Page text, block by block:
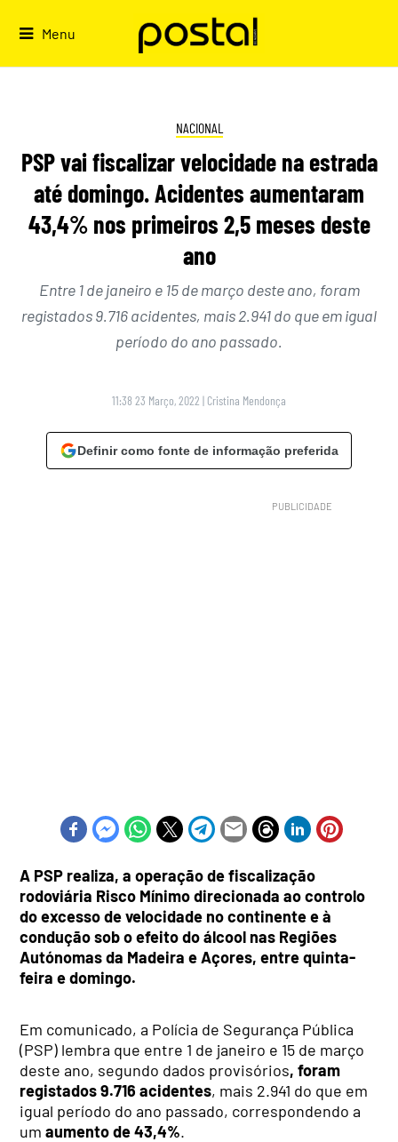
Menu
NACIONAL
PSP vai fiscalizar velocidade na estrada
até domingo. Acidentes aumentaram
43,4% nos primeiros 2,5 meses deste
ano
Entre 1 de janeiro e 15 de março deste ano, foram
registados 9.716 acidentes, mais 2.941 do que em igual
período do ano passado.
11:38 23 Março, 2022 | Cristina Mendonça
Definir como fonte de informação preferida
A PSP realiza, a operação de fiscalização
rodoviária Risco Mínimo direcionada ao controlo
do excesso de velocidade no continente e à
condução sob o efeito do álcool nas Regiões
Autónomas da Madeira e Açores, entre quinta-
feira e domingo.
Em comunicado, a Polícia de Segurança Pública
(PSP) lembra que entre 1 de janeiro e 15 de março
deste ano, segundo dados provisórios, foram
registados 9.716 acidentes, mais 2.941 do que em
igual período do ano passado, correspondendo a
umaumento de 43,4%.